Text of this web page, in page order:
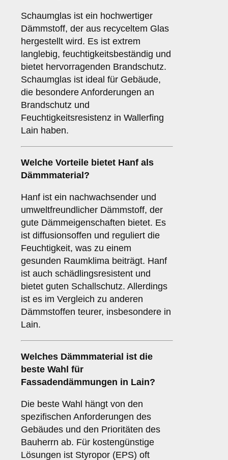
Schaumglas ist ein hochwertiger
Dämmstoff, der aus recyceltem Glas
hergestellt wird. Es ist extrem
langlebig, feuchtigkeitsbeständig und
bietet hervorragenden Brandschutz.
Schaumglas ist ideal für Gebäude,
die besondere Anforderungen an
Brandschutz und
Feuchtigkeitsresistenz in Wallerfing
Lain haben.
Welche Vorteile bietet Hanf als
Dämmmaterial?
Hanf ist ein nachwachsender und
umweltfreundlicher Dämmstoff, der
gute Dämmeigenschaften bietet. Es
ist diffusionsoffen und reguliert die
Feuchtigkeit, was zu einem
gesunden Raumklima beiträgt. Hanf
ist auch schädlingsresistent und
bietet guten Schallschutz. Allerdings
ist es im Vergleich zu anderen
Dämmstoffen teurer, insbesondere in
Lain.
Welches Dämmmaterial ist die
beste Wahl für
Fassadendämmungen in Lain?
Die beste Wahl hängt von den
spezifischen Anforderungen des
Gebäudes und den Prioritäten des
Bauherrn ab. Für kostengünstige
Lösungen ist Styropor (EPS) oft